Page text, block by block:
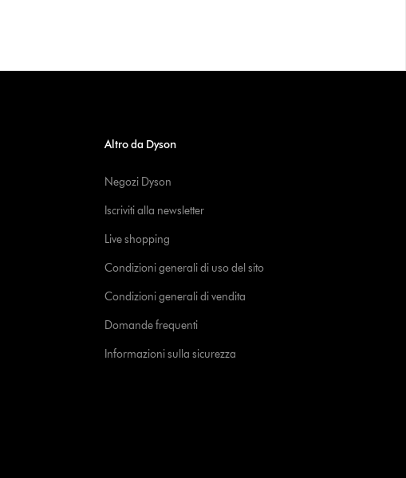
Altro da Dyson
Negozi Dyson
Iscriviti alla newsletter
Live shopping
Condizioni generali di uso del sito
Condizioni generali di vendita
Domande frequenti
Informazioni sulla sicurezza